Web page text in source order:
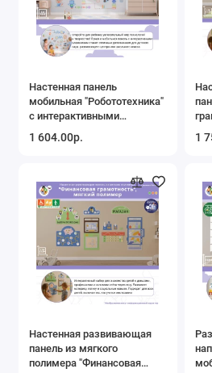
Настенные панели для ДОУ
Оборудование НВП
Психолого-педагогические
игрушки
Развивающие уличные
Спортивный инвентарь
Уличное оборудование для
Уличные бизиборды
Настенная панель
мобильная "Робототехника"
с интерактивными
1 604.00р. 1
Настенная развивающая
панель из мягкого
полимера "Финансовая